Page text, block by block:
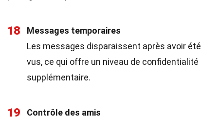
18
Messages temporaires
Les messages disparaissent après avoir été
vus, ce qui offre un niveau de confidentialité
supplémentaire.
19
Contrôle des amis